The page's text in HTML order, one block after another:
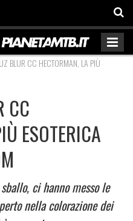
BLUR CC HECTORMAN, LA PIÙ
CC
ESOTERICA
ci hanno messo le
nella colorazione dei